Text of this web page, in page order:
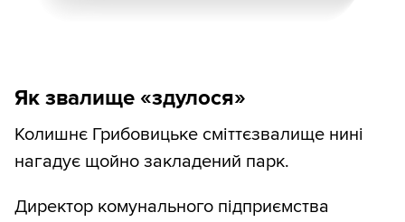
Як звалище «здулося»
Колишнє Грибовицьке сміттєзвалище нині
нагадує щойно закладений парк.
Директор комунального підприємства